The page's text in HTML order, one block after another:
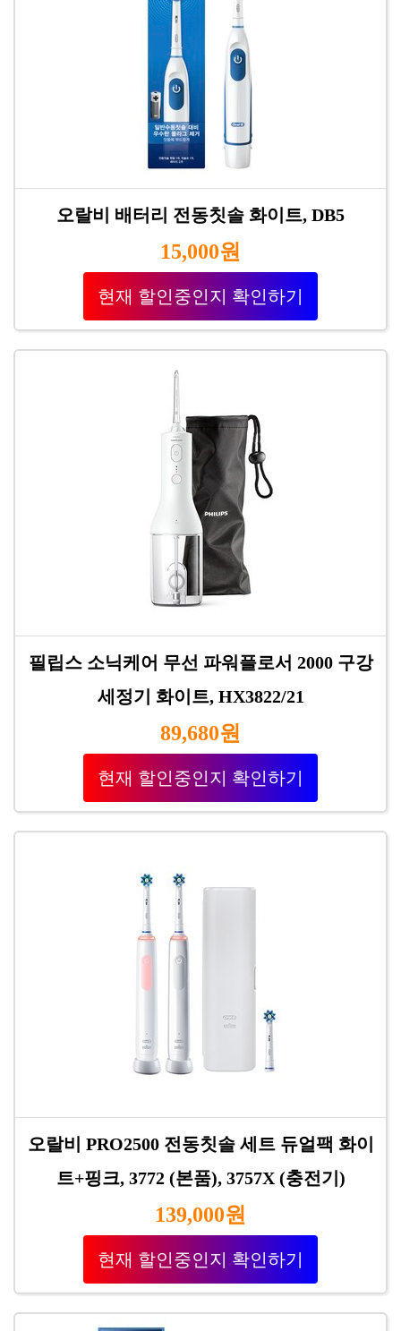
오랄비 배터리 전동칫솔 화이트, DB5
15,000원
현재 할인중인지 확인하기
필립스 소닉케어 무선 파워플로서 2000 구강
세정기 화이트, HX3822/21
89,680원
현재 할인중인지 확인하기
오랄비 PRO2500 전동칫솔 세트 듀얼팩 화이
트+핑크, 3772 (본품), 3757X (충전기)
139,000원
현재 할인중인지 확인하기